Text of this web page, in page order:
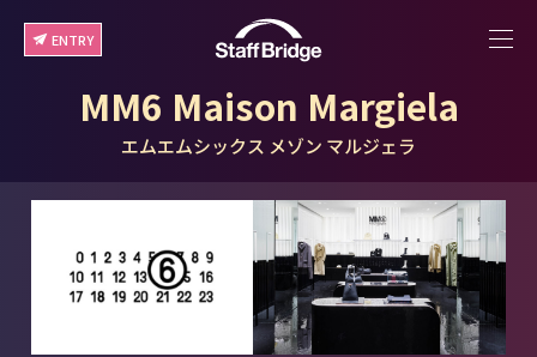
ENTRY
MM6 Maison Margiela
エムエムシックス メゾン マルジェラ